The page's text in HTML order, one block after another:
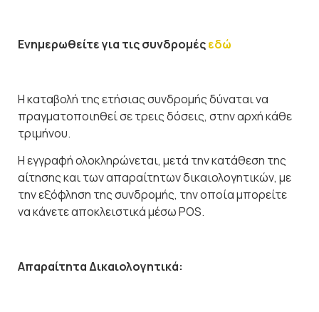
Ενημερωθείτε για τις συνδρομέςεδώ
Η καταβολή της ετήσιας συνδρομής δύναται να
πραγματοποιηθεί σε τρεις δόσεις, στην αρχή κάθε
τριμήνου.
Η εγγραφή ολοκληρώνεται, μετά την κατάθεση της
αίτησης και των απαραίτητων δικαιολογητικών, με
την εξόφληση της συνδρομής, την οποία μπορείτε
να κάνετε αποκλειστικά μέσω POS.
Απαραίτητα Δικαιολογητικά: